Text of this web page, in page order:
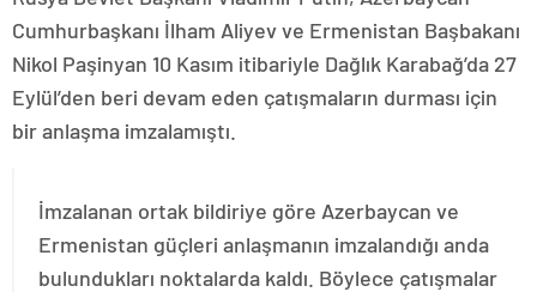
Cumhurbaşkanı İlham Aliyev ve Ermenistan Başbakanı
Nikol Paşinyan 10 Kasım itibariyle Dağlık Karabağ’da 27
Eylül’den beri devam eden çatışmaların durması için
bir anlaşma imzalamıştı.
İmzalanan ortak bildiriye göre Azerbaycan ve
Ermenistan güçleri anlaşmanın imzalandığı anda
bulundukları noktalarda kaldı. Böylece çatışmalar